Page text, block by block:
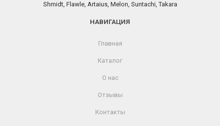
Shmidt, Flawle, Artaius, Melon, Suntachi, Takara
НАВИГАЦИЯ
Главная
Каталог
О нас
Отзывы
Контакты